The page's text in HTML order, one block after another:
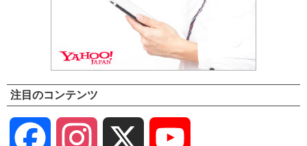
注目のコンテンツ
Facebook Instagram